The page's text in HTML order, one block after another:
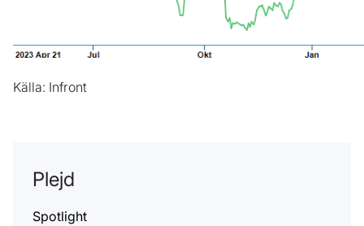
Källa: Infront
Plejd
Spotlight